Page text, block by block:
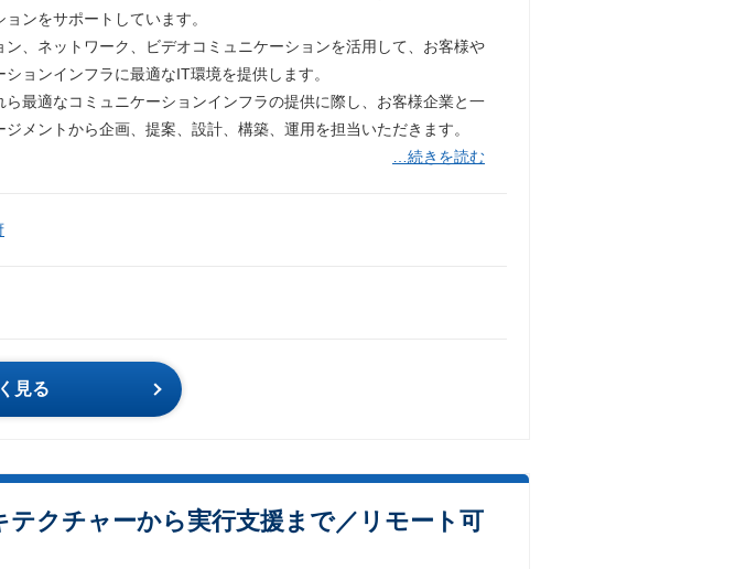
ンをサポートしています。
、ネットワーク、ビデオコミュニケーションを活用して、お客様や
ョンインフラに最適なIT環境を提供します。
ら最適なコミュニケーションインフラの提供に際し、お客様企業と一
メントから企画、提案、設計、構築、運用を担当いただきます。
…続きを読む
見る
テクチャーから実行支援まで／リモート可